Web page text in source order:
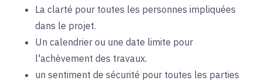
La clarté pour toutes les personnes impliquées
dans le projet.
Un calendrier ou une date limite pour
l'achèvement des travaux.
un sentiment de sécurité pour toutes les parties